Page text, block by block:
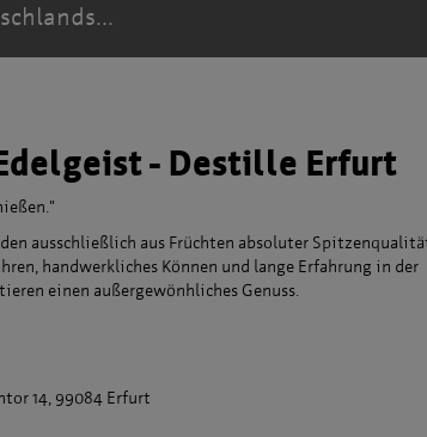
- Destille Erfurt
ausschließlich aus Früchten absoluter
handwerkliches Können und lange Erfahrung in der
einen außergewönhliches Genuss.
14, 99084 Erfurt